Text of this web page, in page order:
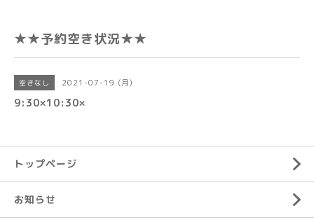
★★予約空き状況★★
空きなし 2021-07-19 (月)
9:30×10:30×
トップページ
お知らせ